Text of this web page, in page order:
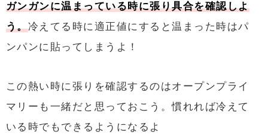
ガンガンに温まっている時に張り具合を確認しよ
う。冷えてる時に適正値にすると温まった時はパ
ンパンに貼ってしまうよ！
この熱い時に張りを確認するのはオープンプライ
マリーも一緒だと思っておこう。慣れれば冷えて
いる時でもできるようになるよ